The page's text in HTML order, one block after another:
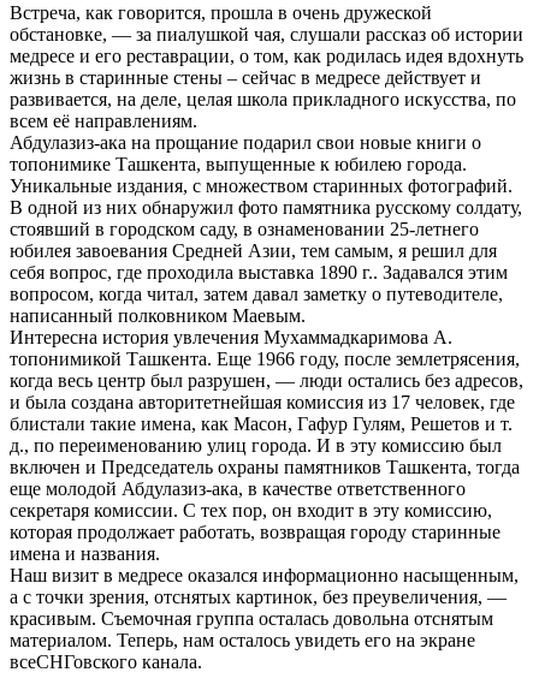
Встреча, как говорится, прошла в очень дружеской
обстановке, — за пиалушкой чая, слушали рассказ об истории
медресе и его реставрации, о том, как родилась идея вдохнуть
жизнь в старинные стены – сейчас в медресе действует и
развивается, на деле, целая школа прикладного искусства, по
всем её направлениям.
Абдулазиз-ака на прощание подарил свои новые книги о
топонимике Ташкента, выпущенные к юбилею города.
Уникальные издания, с множеством старинных фотографий.
В одной из них обнаружил фото памятника русскому солдату,
стоявший в городском саду, в ознаменовании 25-летнего
юбилея завоевания Средней Азии, тем самым, я решил для
себя вопрос, где проходила выставка 1890 г.. Задавался этим
вопросом, когда читал, затем давал заметку о путеводителе,
написанный полковником Маевым.
Интересна история увлечения Мухаммадкаримова А.
топонимикой Ташкента. Еще 1966 году, после землетрясения,
когда весь центр был разрушен, — люди остались без адресов,
и была создана авторитетнейшая комиссия из 17 человек, где
блистали такие имена, как Масон, Гафур Гулям, Решетов и т.
д., по переименованию улиц города. И в эту комиссию был
включен и Председатель охраны памятников Ташкента, тогда
еще молодой Абдулазиз-ака, в качестве ответственного
секретаря комиссии. С тех пор, он входит в эту комиссию,
которая продолжает работать, возвращая городу старинные
имена и названия.
Наш визит в медресе оказался информационно насыщенным,
а с точки зрения, отснятых картинок, без преувеличения, —
красивым. Съемочная группа осталась довольна отснятым
материалом. Теперь, нам осталось увидеть его на экране
всеСНГовского канала.